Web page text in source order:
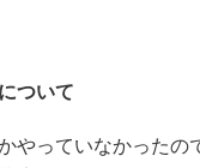
ついて
やっていなかったの